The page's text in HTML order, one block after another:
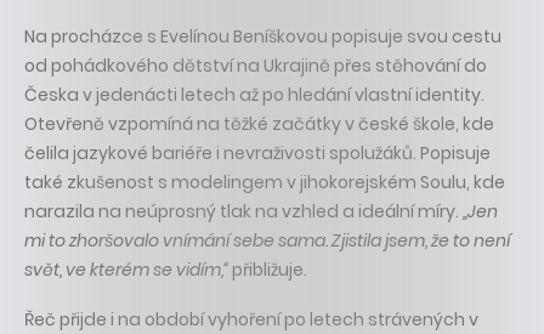
Na procházce s Evelínou Beníškovou popisuje svou cestu
od pohádkového dětství na Ukrajině přes stěhování do
Česka v jedenácti letech až po hledání vlastní identity.
Otevřeně vzpomíná na těžké začátky v české škole, kde
čelila jazykové bariéře i nevraživosti spolužáků. Popisuje
také zkušenost s modelingem v jihokorejském Soulu, kde
narazila na neúprosný tlak na vzhled a ideální míry. „Jen
mi to zhoršovalo vnímání sebe sama. Zjistila jsem, že to není
svět, ve kterém se vidím,“ přibližuje.
Řeč přijde i na období vyhoření po letech strávených v